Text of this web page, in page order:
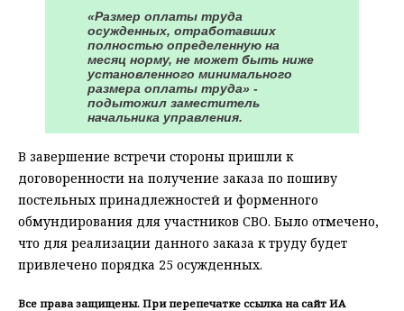
«Размер оплаты труда
осужденных, отработавших
полностью определенную на
месяц норму, не может быть ниже
установленного минимального
размера оплаты труда» -
подытожил заместитель
начальника управления.
В завершение встречи стороны пришли к
договоренности на получение заказа по пошиву
постельных принадлежностей и форменного
обмундирования для участников СВО. Было отмечено,
что для реализации данного заказа к труду будет
привлечено порядка 25 осужденных.
Все права защищены. При перепечатке ссылка на сайт ИА